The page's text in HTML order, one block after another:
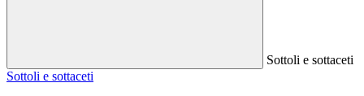
Sottoli e sottaceti
Sottoli e sottaceti